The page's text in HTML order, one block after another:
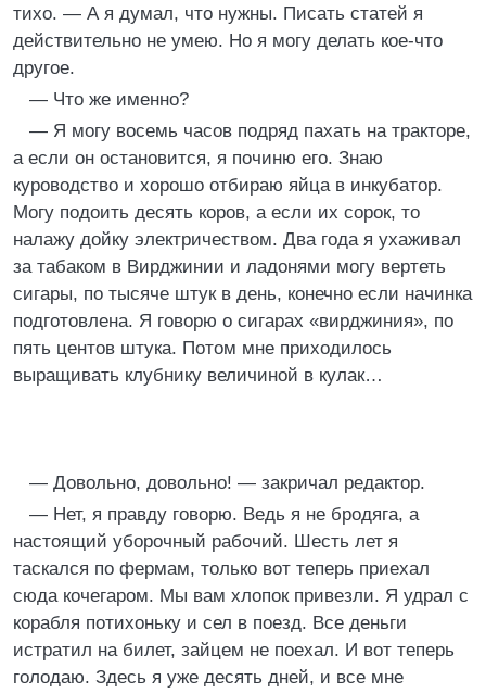
тихо. — А я думал, что нужны. Писать статей я
действительно не умею. Но я могу делать кое-что
другое.
— Что же именно?
— Я могу восемь часов подряд пахать на тракторе,
а если он остановится, я починю его. Знаю
куроводство и хорошо отбираю яйца в инкубатор.
Могу подоить десять коров, а если их сорок, то
налажу дойку электричеством. Два года я ухаживал
за табаком в Вирджинии и ладонями могу вертеть
сигары, по тысяче штук в день, конечно если начинка
подготовлена. Я говорю о сигарах «вирджиния», по
пять центов штука. Потом мне приходилось
выращивать клубнику величиной в кулак…
— Довольно, довольно! — закричал редактор.
— Нет, я правду говорю. Ведь я не бродяга, а
настоящий уборочный рабочий. Шесть лет я
таскался по фермам, только вот теперь приехал
сюда кочегаром. Мы вам хлопок привезли. Я удрал с
корабля потихоньку и сел в поезд. Все деньги
истратил на билет, зайцем не поехал. И вот теперь
голодаю. Здесь я уже десять дней, и все мне